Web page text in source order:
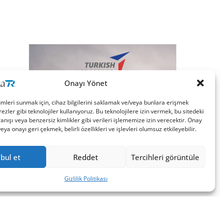
Onayı Yönet
sunmak için, cihaz bilgilerini saklamak ve/veya bunlara erişmek
gibi teknolojiler kullanıyoruz. Bu teknolojilere izin vermek, bu sitedeki
veya benzersiz kimlikler gibi verileri işlememize izin verecektir. Onay
onayı geri çekmek, belirli özellikleri ve işlevleri olumsuz etkileyebilir.
et Reddet Tercihleri görüntüle
Gizlilik Politikası